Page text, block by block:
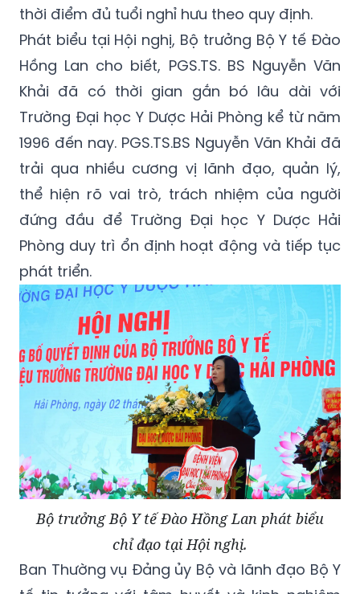
thời điểm đủ tuổi nghỉ hưu theo quy định.
Phát biểu tại Hội nghị, Bộ trưởng Bộ Y tế Đào
Hồng Lan cho biết, PGS.TS. BS Nguyễn Văn
Khải đã có thời gian gắn bó lâu dài với
Trường Đại học Y Dược Hải Phòng kể từ năm
1996 đến nay. PGS.TS.BS Nguyễn Văn Khải đã
trải qua nhiều cương vị lãnh đạo, quản lý,
thể hiện rõ vai trò, trách nhiệm của người
đứng đầu để Trường Đại học Y Dược Hải
Phòng duy trì ổn định hoạt động và tiếp tục
phát triển.
Bộ trưởng Bộ Y tế Đào Hồng Lan phát biểu
chỉ đạo tại Hội nghị.
Ban Thường vụ Đảng ủy Bộ và lãnh đạo Bộ Y